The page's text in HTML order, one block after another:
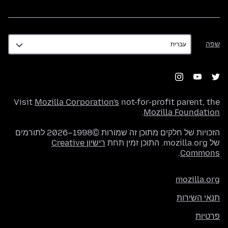
שפה
שפה
Visit Mozilla Corporation's not-for-profit parent, the
Mozilla Foundation
.
הזכויות של חלקים מתוכן זה שמורות ©1998–2026 לתורמים
של mozilla.org. התוכן זמין תחת
רישיון Creative
Commons
.
mozilla.org
תנאי השירות
פרטיות